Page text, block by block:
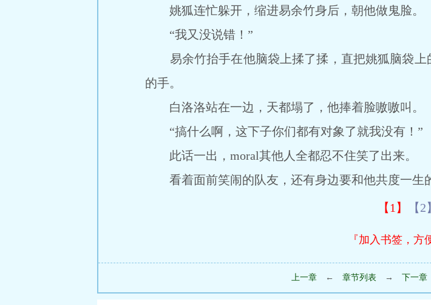
姚狐连忙躲开，缩进易余竹身后，朝他做鬼脸。
“我又没说错！”
易余竹抬手在他脑袋上揉了揉，直把姚狐脑袋上
的手。
白洛洛站在一边，天都塌了，他捧着脸嗷嗷叫。
“搞什么啊，这下子你们都有对象了就我没有！”
此话一出，moral其他人全都忍不住笑了出来。
看着面前笑闹的队友，还有身边要和他共度一生
【1】 【2】
『加入书签，方
上一章 ← 章节列表 → 下一章